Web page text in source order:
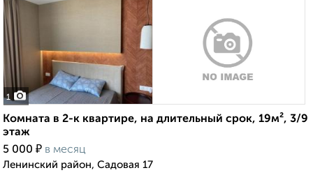
1
Комната в 2-к квартире, на длительный срок, 19м², 3/9
этаж
5 000 ₽ в месяц
Ленинский район, Садовая 17